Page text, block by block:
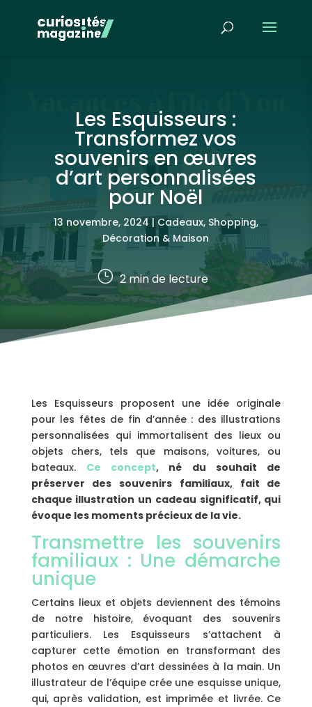
Les Esquisseurs :
Transformez vos
souvenirs en œuvres
d’art personnalisées
pour Noël
13 novembre, 2024 | Cadeaux, Shopping,
Décoration & Maison
} 2min de lecture
Les Esquisseurs proposent une idée originale
pour les fêtes de fin d’année : des illustrations
personnalisées qui immortalisent des lieux ou
objets chers, tels que maisons, voitures, ou
bateaux. Ce concept, né du souhait de
préserver des souvenirs familiaux, fait de
chaque illustration un cadeau significatif, qui
évoque les moments précieux de la vie.
Transmettre les souvenirs
familiaux : Une démarche
unique
Certains lieux et objets deviennent des témoins
de notre histoire, évoquant des souvenirs
particuliers. Les Esquisseurs s’attachent à
capturer cette émotion en transformant des
photos en œuvres d’art dessinées à la main. Un
illustrateur de l’équipe crée une esquisse unique,
qui, après validation, est imprimée et livrée. Ce